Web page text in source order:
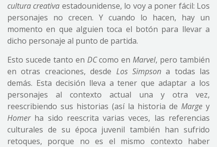
cultura creativa estadounidense, lo voy a poner fácil: Los
personajes no crecen. Y cuando lo hacen, hay un
momento en que alguien toca el botón para llevar a
dicho personaje al punto de partida.
Esto sucede tanto en DCcomo enMarvel, pero también
en otras creaciones, desde Los Simpsona todas las
demás. Esta decisión lleva a tener que adaptar a los
personajes al contexto actual una y otra vez,
reescribiendo sus historias (así la historia de Marge y
Homerha sido reescrita varias veces, las referencias
culturales de su época juvenil también han sufrido
retoques, porque no es el mismo contexto haber